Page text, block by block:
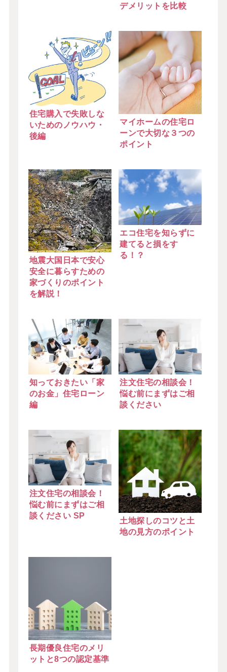
デメリットを比較
住宅購入で失敗しな
いためのノウハウ・
後編
マイホームの住宅ロ
ーンで大切な３つの
ポイント
地震大国日本で安心
安全に暮らすための
家づくりのポイント
を解説！
エコ住宅を知らずに
建てると損をす
る！？
知っておきたい「家
のお金」住宅ローン
編
注文住宅の相談会！
悩む前にまずはご相
談ください
注文住宅の相談会！
悩む前にまずはご相
談ください SP
土地探しのコツと土
地の見方のポイント
長期優良住宅のメリ
ットと8つの認定基準